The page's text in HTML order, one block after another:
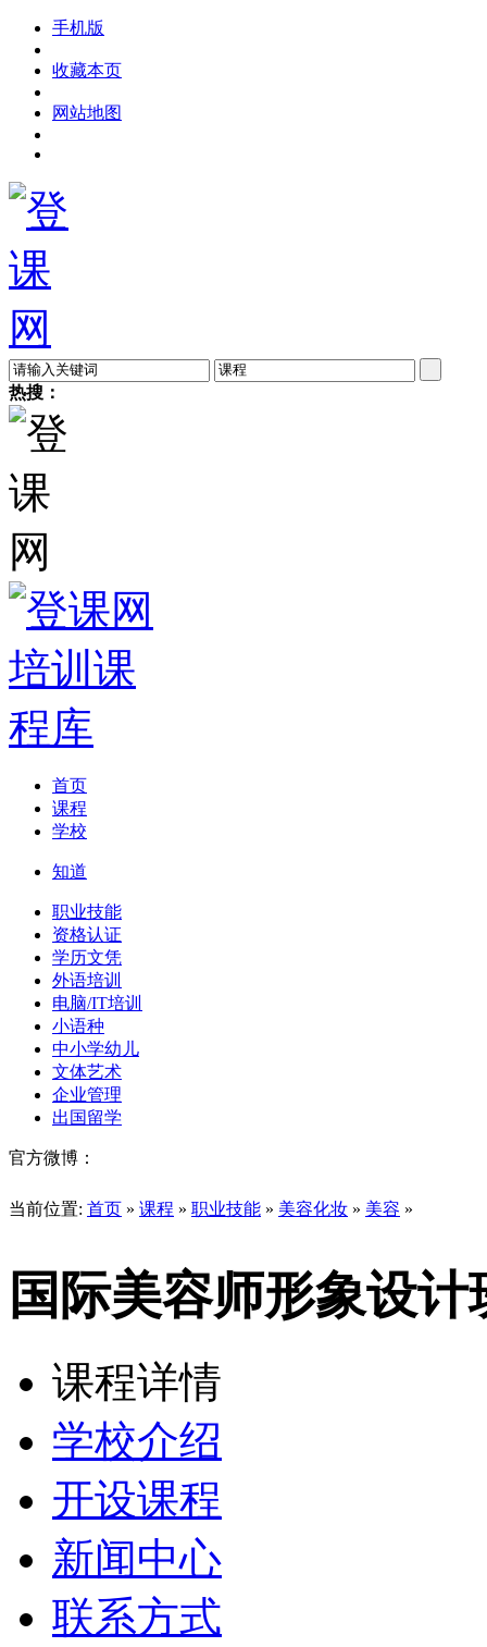
手机版
收藏本页
网站地图
热搜：
首页
课程
学校
知道
职业技能
资格认证
学历文凭
外语培训
电脑/IT培训
小语种
中小学幼儿
文体艺术
企业管理
出国留学
官方微博：
当前位置: 首页 » 课程 » 职业技能 » 美容化妆 » 美容 »
国际美容师形象设计
课程详情
学校介绍
开设课程
新闻中心
联系方式